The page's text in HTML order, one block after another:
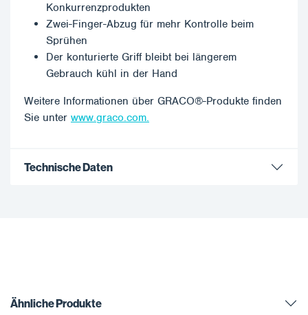
Konkurrenzprodukten
Zwei-Finger-Abzug für mehr Kontrolle beim
Sprühen
Der konturierte Griff bleibt bei längerem
Gebrauch kühl in der Hand
Weitere Informationen über GRACO®-Produkte finden
Sie unter www.graco.com.
Technische Daten
Ähnliche Produkte